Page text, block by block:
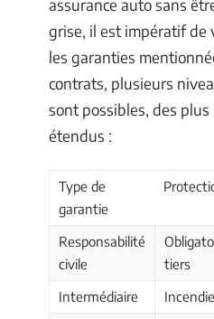
assurance auto sans
grise, il est impératif de
les garanties
contrats, plusieurs
sont possibles, des
étendus :
Type de
garantie
Responsabilité
civile
tiers
Intermédiaire